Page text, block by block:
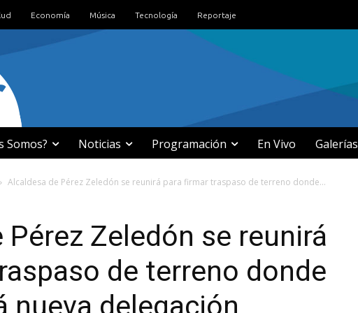
Economía Música Tecnología Reportaje
Somos? Noticias Programación En Vivo Galerías
Alcaldesa de Pérez Zeledón se reunirá para firmar traspaso de terreno donde...
Zeledón se reunirá
de terreno donde
nueva delegación